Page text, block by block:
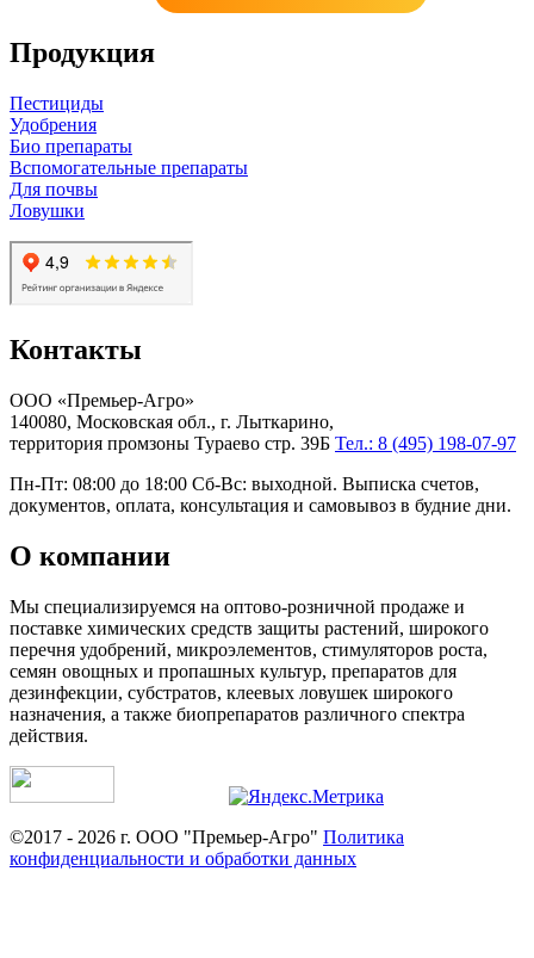
Продукция
Пестициды
Удобрения
Био препараты
Вспомогательные препараты
Для почвы
Ловушки
Контакты
ООО «Премьер-Агро»
140080, Московская обл., г. Лыткарино,
территория промзоны Тураево стр. 39Б Тел.: 8 (495) 198-07-97
Пн-Пт: 08:00 до 18:00 Сб-Вс: выходной. Выписка счетов,
документов, оплата, консультация и самовывоз в будние дни.
О компании
Мы специализируемся на оптово-розничной продаже и
поставке химических средств защиты растений, широкого
перечня удобрений, микроэлементов, стимуляторов роста,
семян овощных и пропашных культур, препаратов для
дезинфекции, субстратов, клеевых ловушек широкого
назначения, а также биопрепаратов различного спектра
действия.
©2017 - 2026 г. ООО "Премьер-Агро" Политика
конфиденциальности и обработки данных